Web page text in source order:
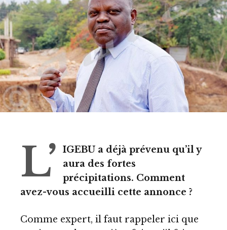
L’
IGEBU a déjà prévenu qu’il y
aura des fortes
précipitations. Comment
avez-vous accueilli cette annonce ?
Comme expert, il faut rappeler ici que